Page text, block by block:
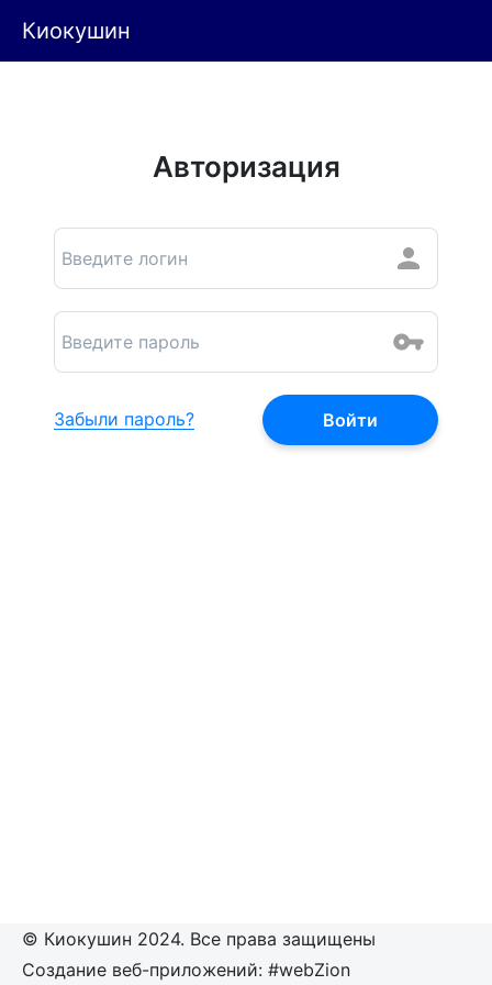
Киокушин
Авторизация
Забыли пароль?
© Киокушин 2024. Все права защищены
Создание веб-приложений: #webZion